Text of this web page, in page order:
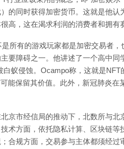
的同时获得加密货币。这就是他
高，这在渴求利润的消费者和拥有
是所有的游戏玩家都是加密交易者
要障碍之一。他讲述了一个高中同
白蚁侵蚀。Ocampo称，这就是
能保留其价值。此外，新冠肺炎在
京市经信局的推动下，北数所与
术方面，依托隐私计算、区块链
合规方面，交易参与主体都须经